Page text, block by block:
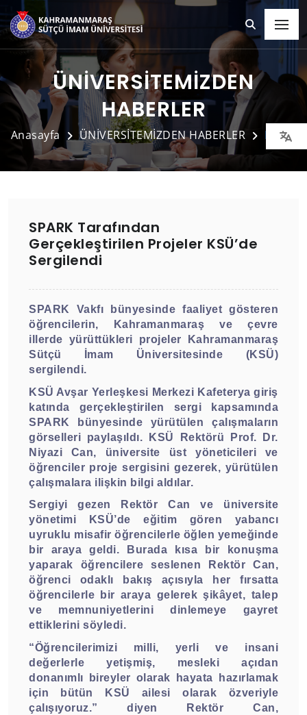
ÜNİVERSİTEMİZDEN
HABERLER
Anasayfa ÜNİVERSİTEMİZDEN HABERLER Detay
SPARK Tarafından
Gerçekleştirilen Projeler KSÜ’de
Sergilendi
SPARK Vakfı bünyesinde faaliyet gösteren
öğrencilerin, Kahramanmaraş ve çevre
illerde yürüttükleri projeler Kahramanmaraş
Sütçü İmam Üniversitesinde (KSÜ)
sergilendi.
KSÜ Avşar Yerleşkesi Merkezi Kafeterya giriş
katında gerçekleştirilen sergi kapsamında
SPARK bünyesinde yürütülen çalışmaların
görselleri paylaşıldı. KSÜ Rektörü Prof. Dr.
Niyazi Can, üniversite üst yöneticileri ve
öğrenciler proje sergisini gezerek, yürütülen
çalışmalara ilişkin bilgi aldılar.
Sergiyi gezen Rektör Can ve üniversite
yönetimi KSÜ’de eğitim gören yabancı
uyruklu misafir öğrencilerle öğlen yemeğinde
bir araya geldi. Burada kısa bir konuşma
yaparak öğrencilere seslenen Rektör Can,
öğrenci odaklı bakış açısıyla her fırsatta
öğrencilerle bir araya gelerek şikâyet, talep
ve memnuniyetlerini dinlemeye gayret
ettiklerini söyledi.
“Öğrencilerimizi milli, yerli ve insani
değerlerle yetişmiş, mesleki açıdan
donanımlı bireyler olarak hayata hazırlamak
için bütün KSÜ ailesi olarak özveriyle
çalışıyoruz.” diyen Rektör Can,